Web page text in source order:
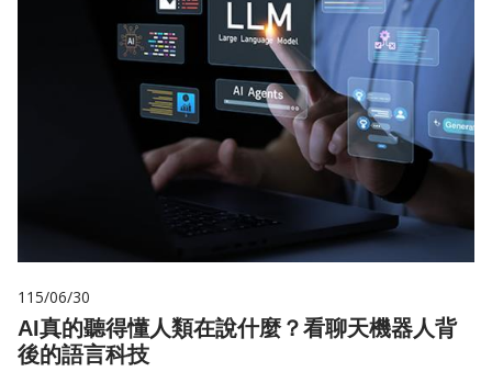
115/06/30
AI真的聽得懂人類在說什麼？看聊天機器人背
後的語言科技